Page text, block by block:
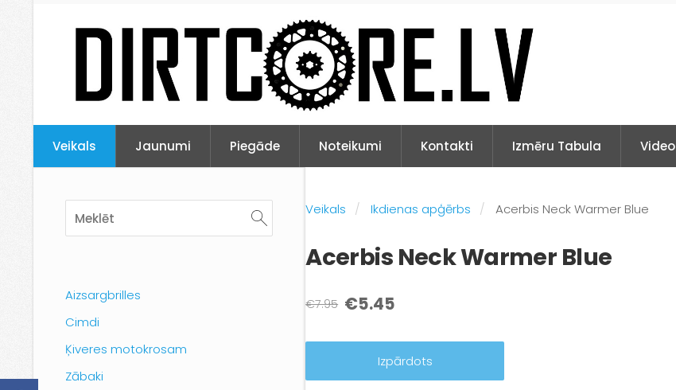
Veikals Jaunumi Piegāde Noteikumi Kontakti Izmēru Tabula Video
Aizsargbrilles
Cimdi
Ķiveres motokrosam
Zābaki
Veikals Ikdienas apģērbs Acerbis Neck Warmer Blue
Acerbis Neck Warmer Blue
€7.95 €5.45
Izpārdots